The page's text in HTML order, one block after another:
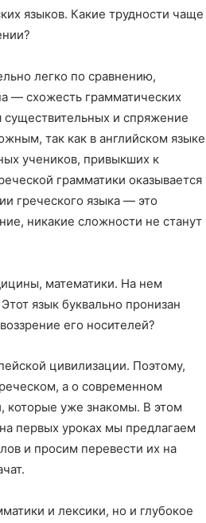
языков. Какие трудности чаще
легко по сравнению,
— схожесть грамматических
существительных и спряжение
так как в английском языке
учеников, привыкших к
грамматики оказывается
греческого языка — это
никакие сложности не станут
математики. На нем
язык буквально пронизан
его носителей?
цивилизации. Поэтому,
а о современном
которые уже знакомы. В этом
первых уроках мы предлагаем
и просим перевести их на
и лексики, но и глубокое